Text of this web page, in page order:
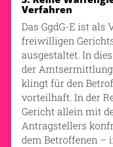
Verfahren
Das GgdG-E ist als
freiwilligen
ausgestaltet. In
der
klingt für den
vorteilhaft. In der
Gericht allein mit
Antragstellers
dem Betroffenen –